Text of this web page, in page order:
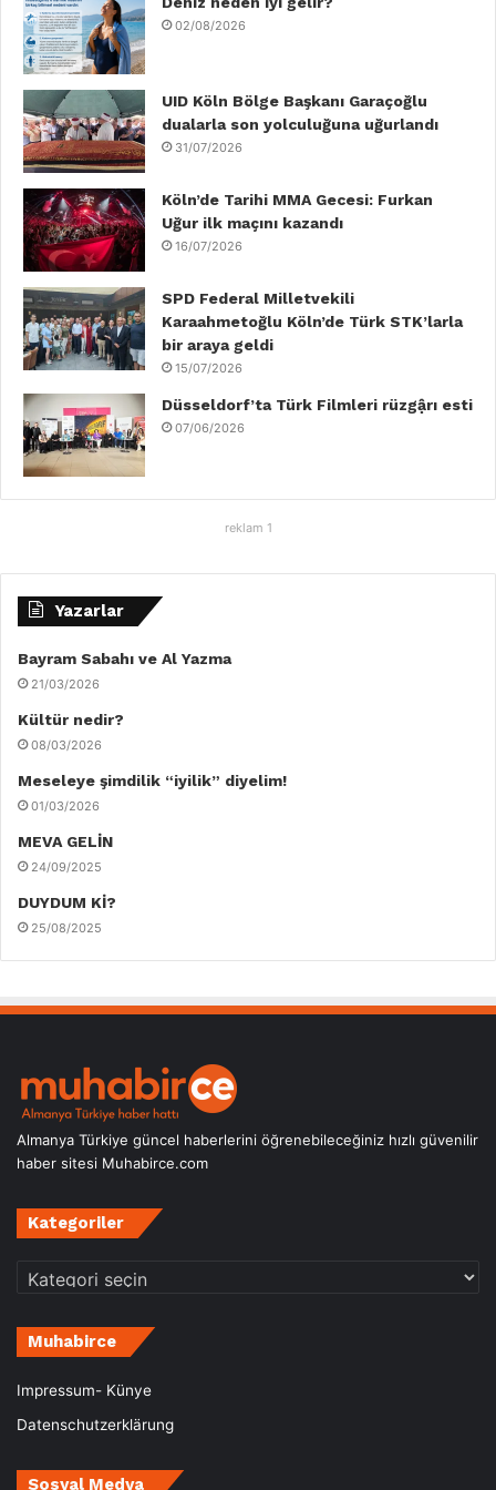
b
o
o
k
t
r
e
I
n
u
e
r
02/08/2026
UID Köln Bölge Başkanı Garaçoğlu
dualarla son yolculuğuna uğurlandı
31/07/2026
Köln’de Tarihi MMA Gecesi: Furkan
Uğur ilk maçını kazandı
16/07/2026
SPD Federal Milletvekili
Karaahmetoğlu Köln’de Türk STK’larla
bir araya geldi
15/07/2026
Düsseldorf’ta Türk Filmleri rüzgậrı esti
07/06/2026
reklam 1
Yazarlar
Bayram Sabahı ve Al Yazma
21/03/2026
Kültür nedir?
08/03/2026
Meseleye şimdilik “iyilik” diyelim!
01/03/2026
MEVA GELİN
24/09/2025
DUYDUM Kİ?
25/08/2025
Almanya Türkiye güncel haberlerini öğrenebileceğiniz hızlı güvenilir
haber sitesi Muhabirce.com
Kategoriler
Kategoriler
Muhabirce
Impressum- Künye
Datenschutzerklärung
Sosyal Medya